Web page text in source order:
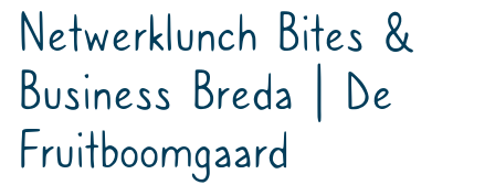
Netwerklunch Bites &
Business Breda | De
Fruitboomgaard